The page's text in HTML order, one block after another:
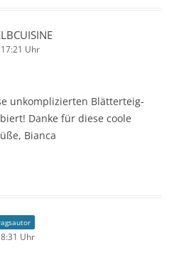
Uhr
unkomplizierten Blätterteig-
Danke für diese coole
Bianca
Uhr